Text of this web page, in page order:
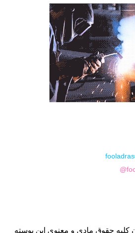
کلیه حقوق مادی و معنوی این پوسته